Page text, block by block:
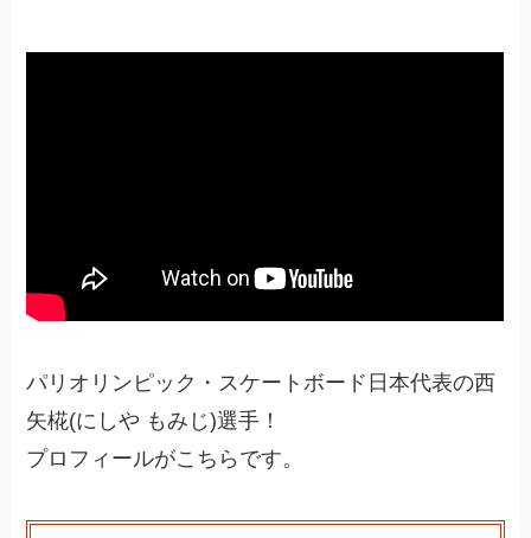
パリオリンピック・スケートボード日本代表の西
矢椛(にしや もみじ)選手！
プロフィールがこちらです。